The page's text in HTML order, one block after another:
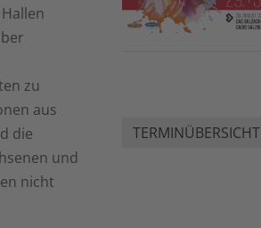
zu
aus
die
und
nicht
TERMINÜBERSICHT